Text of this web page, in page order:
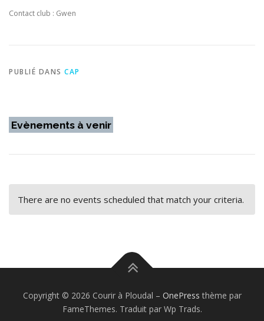
Contact club : Gwen
PUBLIÉ DANS CAP
Evènements à venir
There are no events scheduled that match your criteria.
Copyright © 2026 Courir à Ploudal – OnePress thème par
FameThemes. Traduit par Wp Trads.